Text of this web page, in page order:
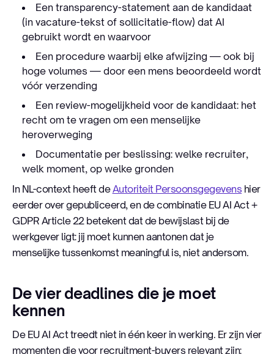
Een transparency-statement aan de kandidaat
(in vacature-tekst of sollicitatie-flow) dat AI
gebruikt wordt en waarvoor
Een procedure waarbij elke afwijzing — ook bij
hoge volumes — door een mens beoordeeld wordt
vóór verzending
Een review-mogelijkheid voor de kandidaat: het
recht om te vragen om een menselijke
heroverweging
Documentatie per beslissing: welke recruiter,
welk moment, op welke gronden
In NL-context heeft deAutoriteit Persoonsgegevens hier
eerder over gepubliceerd, en de combinatie EU AI Act +
GDPR Article 22 betekent dat de bewijslast bij de
werkgever ligt: jij moet kunnen aantonen dat je
menselijke tussenkomst meaningful is, niet andersom.
De vier deadlines die je moet
kennen
De EU AI Act treedt niet in één keer in werking. Er zijn vier
momenten die voor recruitment-buyers relevant zijn: